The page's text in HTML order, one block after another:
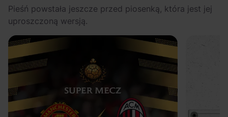
Pieśń powstała jeszcze przed piosenką, która jest jej
uproszczoną wersją.